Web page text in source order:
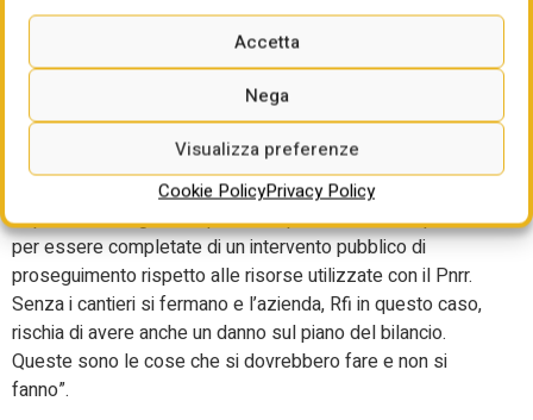
Accetta
Nega
Visualizza preferenze
Cookie PolicyPrivacy Policy
sostenibilità diversi da quelli attuali”.
C’è poi la questione di ciò che non si fa che è ” l’assenza di
risorse per gli investimenti infrastrutturali dopo il Pnrr. C’è
una grande difficoltà e anche le dichiarazioni che sentiamo
sul fatto che quest’anno siamo a posto non sono
tranquillizzanti perché nessuno capisce cosa accadrà
dopo. Ed è una grande questione perché ci sono opere che
per essere completate di un intervento pubblico di
proseguimento rispetto alle risorse utilizzate con il Pnrr.
Senza i cantieri si fermano e l’azienda, Rfi in questo caso,
rischia di avere anche un danno sul piano del bilancio.
Queste sono le cose che si dovrebbero fare e non si
fanno”.